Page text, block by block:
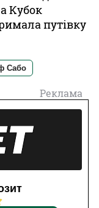
Кубок
путівку
Сабо
Реклама